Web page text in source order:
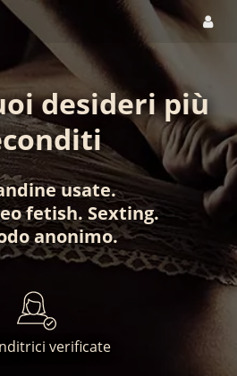
desideri più
usate.
fetish. Sexting.
anonimo.
verificate